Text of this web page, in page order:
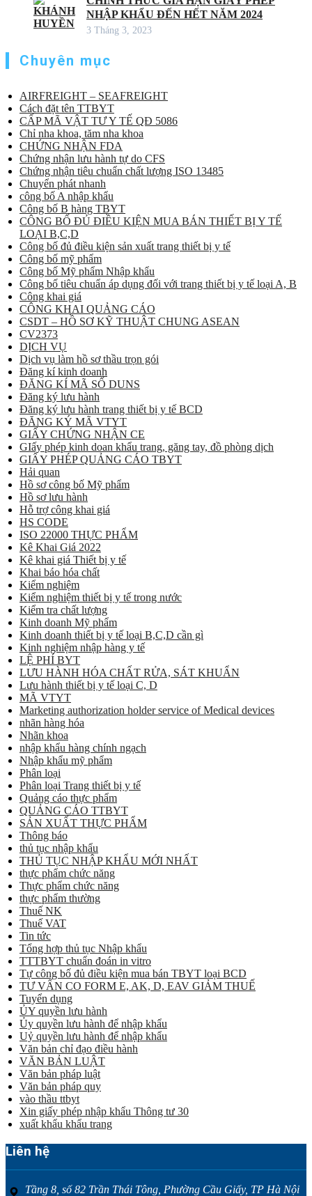
NHẬP KHẨU ĐẾN HẾT NĂM 2024
3 Tháng 3, 2023
Chuyên mục
AIRFREIGHT – SEAFREIGHT
Cách đặt tên TTBYT
CẤP MÃ VẬT TƯ Y TẾ QĐ 5086
Chỉ nha khoa, tăm nha khoa
CHỨNG NHẬN FDA
Chứng nhận lưu hành tự do CFS
Chứng nhận tiêu chuẩn chất lượng ISO 13485
Chuyển phát nhanh
công bố A nhập khẩu
Công bố B hàng TBYT
CÔNG BỐ ĐỦ ĐIỀU KIỆN MUA BÁN THIẾT BỊ Y TẾ
LOẠI B,C,D
Công bố đủ điều kiện sản xuất trang thiết bị y tế
Công bố mỹ phẩm
Công bố Mỹ phẩm Nhập khẩu
Công bố tiêu chuẩn áp dụng đối với trang thiết bị y tế loại A, B
Công khai giá
CÔNG KHAI QUẢNG CÁO
CSDT – HỒ SƠ KỸ THUẬT CHUNG ASEAN
CV2373
DỊCH VỤ
Dịch vụ làm hồ sơ thầu trọn gói
Đăng kí kinh doanh
ĐĂNG KÍ MÃ SỐ DUNS
Đăng ký lưu hành
Đăng ký lưu hành trang thiết bị y tế BCD
ĐĂNG KÝ MÃ VTYT
GIẤY CHỨNG NHẬN CE
GIấy phép kinh doan khẩu trang, găng tay, đồ phòng dịch
GIẤY PHÉP QUẢNG CÁO TBYT
Hải quan
Hồ sơ công bố Mỹ phẩm
Hồ sơ lưu hành
Hỗ trợ công khai giá
HS CODE
ISO 22000 THỰC PHẨM
Kê Khai Giá 2022
Kê khai giá Thiết bị y tế
Khai báo hóa chất
Kiểm nghiệm
Kiểm nghiệm thiết bị y tế trong nước
Kiểm tra chất lượng
Kinh doanh Mỹ phẩm
Kinh doanh thiết bị y tế loại B,C,D cần gì
Kinh nghiệm nhập hàng y tế
LỆ PHÍ BYT
LƯU HÀNH HÓA CHẤT RỬA, SÁT KHUẨN
Lưu hành thiết bị y tế loại C, D
MÃ VTYT
Marketing authorization holder service of Medical devices
nhãn hàng hóa
Nhãn khoa
nhập khẩu hàng chính ngạch
Nhập khẩu mỹ phẩm
Phân loại
Phân loại Trang thiết bị y tế
Quảng cáo thực phẩm
QUẢNG CÁO TTBYT
SẢN XUẤT THỰC PHẨM
Thông báo
thủ tục nhập khẩu
THỦ TỤC NHẬP KHẨU MỚI NHẤT
thực phẩm chức năng
Thực phẩm chức năng
thực phẩm thường
Thuế NK
Thuế VAT
Tin tức
Tổng hợp thủ tục Nhập khẩu
TTTBYT chuẩn đoán in vitro
Tự công bố đủ điều kiện mua bán TBYT loại BCD
TƯ VẤN CO FORM E, AK, D, EAV GIẢM THUẾ
Tuyển dụng
ỦY quyền lưu hành
Ủy quyền lưu hành để nhập khẩu
Uỷ quyền lưu hành để nhập khẩu
Văn bản chỉ đạo điều hành
VĂN BẢN LUẬT
Văn bản pháp luật
Văn bản pháp quy
vào thầu ttbyt
Xin giấy phép nhập khẩu Thông tư 30
xuất khẩu khẩu trang
Liên hệ
Tầng 8, số 82 Trần Thái Tông, Phường Cầu Giấy, TP Hà Nội